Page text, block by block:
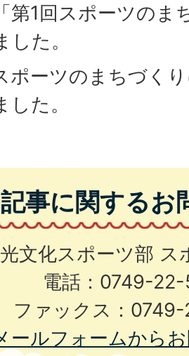
第1回スポーツのま
た。
ポーツのまちづく
た。
事に関するお
文化スポーツ部 ス
電話：0749-
ファックス：
ールフォームから